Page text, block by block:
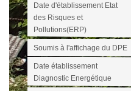
Date d'établissement Etat
des Risques et
Pollutions(ERP)
Soumis à l'affichage du DPE
Date établissement
Diagnostic Energétique